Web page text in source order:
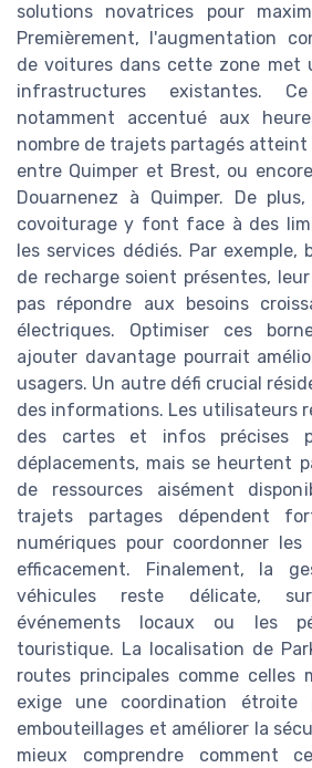
solutions novatrices pour
Premièrement, l'augmentation
de voitures dans cette zone met
infrastructures existantes.
notamment accentué aux
nombre de trajets partagés atteint
entre Quimper et Brest, ou
Douarnenez à Quimper. De
covoiturage y font face à des
les services dédiés. Par exemple,
de recharge soient présentes,
pas répondre aux besoins
électriques. Optimiser ces
ajouter davantage pourrait
usagers. Un autre défi crucial
des informations. Les utilisateurs
des cartes et infos précises
déplacements, mais se heurtent
de ressources aisément
trajets partages dépendent
numériques pour coordonner
efficacement. Finalement, la
véhicules reste délicate,
événements locaux ou les
touristique. La localisation de
routes principales comme celles
exige une coordination étroite
embouteillages et améliorer la
mieux comprendre comment